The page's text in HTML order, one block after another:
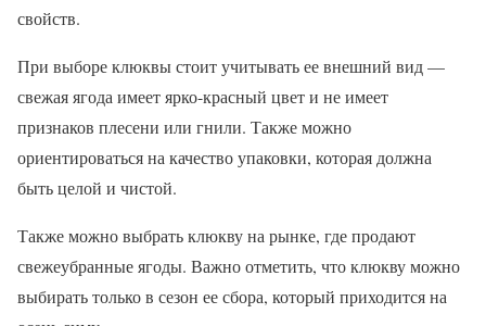
свойств.
При выборе клюквы стоит учитывать ее внешний вид —
свежая ягода имеет ярко-красный цвет и не имеет
признаков плесени или гнили. Также можно
ориентироваться на качество упаковки, которая должна
быть целой и чистой.
Также можно выбрать клюкву на рынке, где продают
свежеубранные ягоды. Важно отметить, что клюкву можно
выбирать только в сезон ее сбора, который приходится на